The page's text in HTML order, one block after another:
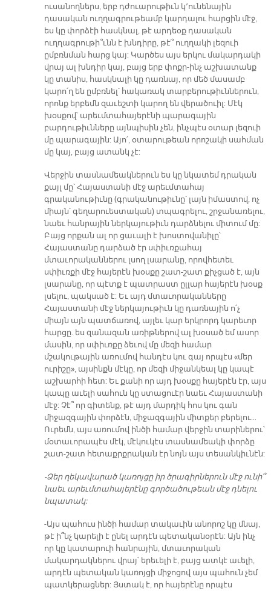
ուսանողներս, երբ դժուարութիւն կ՚ունենային
դասական ուղղագրութեամբ կարդալու հարցին մէջ,
ես կը փորձէի հասկնալ, թէ արդեօք դասական
ուղղագրութի՞ւնն է խնդիրը, թէ՞ ուղղակի լեզուի
ըմբռնման հարց կայ: Կարծես այս երկու մակարդակի
վրայ ալ խնդիր կայ, բայց երբ փոքր-ինչ աշխատանք
կը տանիս, հասկնալի կը դառնայ, որ մեծ մասամբ
կարո՛ղ են ըմբռնել՝ հակառակ տարբերութիւններուն,
որոնք երբեմն զաւեշտի կարող են վերածուիլ: Մէկ
խօսքով՝ արեւմտահայերէնի պարագային
բարդութիւնները այնպիսին չեն, ինչպէս օտար լեզուի
մը պարագային: Այո՛, օտարութեան որոշակի սահման
մը կայ, բայց ատանկ չէ:
Վերջին տասնամեակներուն ես կը նկատեմ դրական
քայլ մը՝ Հայաստանի մէջ արեւմտահայ
գրականութիւնը (գրականութիւնը՝ լայն իմաստով, ոչ
միայն՝ գեղարուեստական) տպագրելու, շրջանառելու,
նաեւ հանրային ներկայութիւն դարձնելու միտում մը:
Բայց որքան ալ որ ցաւալի է խոստովանիլը՝
Հայաստանը դարձած էր սփիւռքահայ
մտաւորականներու լսող լսարանը, որովհետեւ
սփիւռքի մէջ հայերէն խօսքը շատ-շատ քիչցած է, այն
լսարանը, որ պէտք է պատրաստ ըլլար հայերէն խօսք
լսելու, պակսած է: Եւ այդ մտաւորականները
Հայաստանի մէջ ներկայութիւն կը դառնային ո՛չ
միայն այն պատճառով, այլեւ կար երկրորդ կարեւոր
հարցը. ես զանազան առիթներով ալ խօսած եմ ասոր
մասին, որ սփիւռքը ձեւով մը մեզի համար
մշակութային առումով հանդէս կու գայ որպէս «մեր
ուրիշը», այսինքն մէկը, որ մեզի միջանկեալ կը կապէ
աշխարհի հետ: Եւ քանի որ այդ խօսքը հայերէն էր, այս
կապը աւելի սահուն կը ստացուէր նաեւ Հայաստանի
մէջ: Չէ՞ որ գիտենք, թէ այդ մարդիկ հոս կու գան
միջազգային փորձէն, միջազգային միտքեր բերելու…
Ուրեմն, այս առումով ինծի համար վերջին տարիներու՝
մօտաւորապէս մէկ, մէկուկէս տասնամեակի փորձը
շատ-շատ հետաքրքրական էր նոյն այս տեսանկիւնէն:
-Ձեր ղեկավարած կառոյցը իր ծրագիրներուն մէջ ունի՞
նաեւ արեւմտահայերէնը գործածութեան մէջ դնելու
նպատակ:
-Այս պահուս ինծի համար տակաւին անորոշ կը մնայ,
թէ ի՞նչ կարելի է ընել արդէն պետականօրէն: Այն ինչ
որ կը կատարուի հանրային, մտաւորական
մակարդակներու վրայ՝ երեւելի է, բայց ատկէ աւելի,
արդէն պետական կառոյցի միջոցով այս պահուն չեմ
պատկերացներ: Յստակ է, որ հայերէնը որպէս